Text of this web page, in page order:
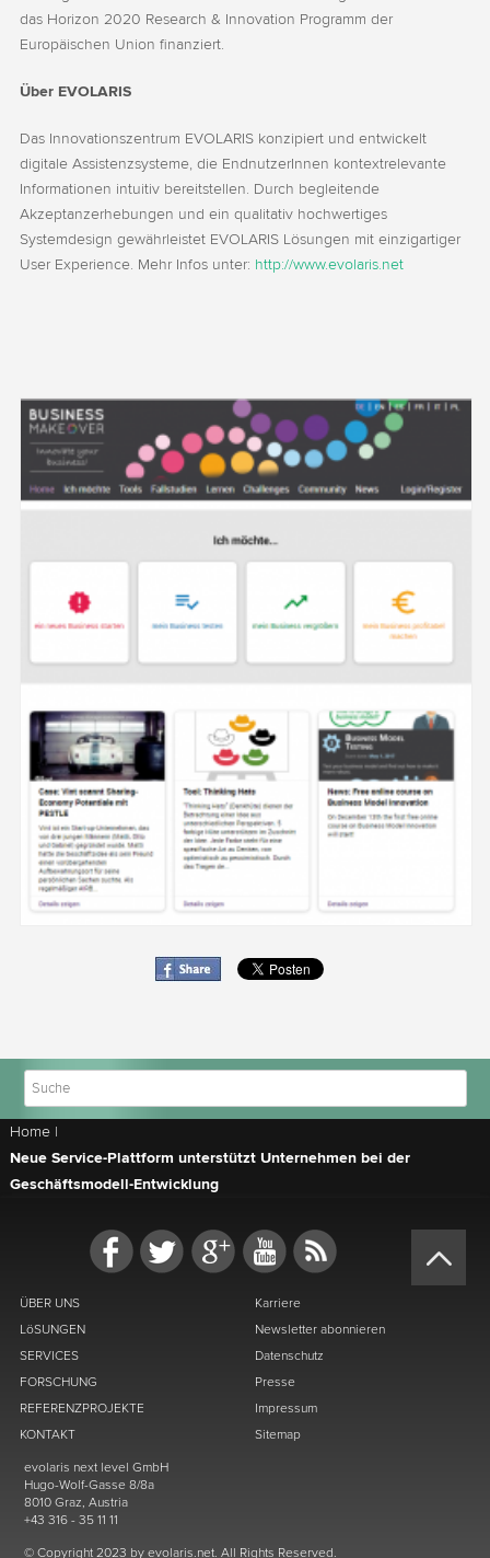
das Horizon 2020 Research & Innovation Programm der
Europäischen Union finanziert.
Über EVOLARIS
Das Innovationszentrum EVOLARIS konzipiert und entwickelt
digitale Assistenzsysteme, die EndnutzerInnen kontextrelevante
Informationen intuitiv bereitstellen. Durch begleitende
Akzeptanzerhebungen und ein qualitativ hochwertiges
Systemdesign gewährleistet EVOLARIS Lösungen mit einzigartiger
User Experience. Mehr Infos unter: http://www.evolaris.net
Home|
Neue Service-Plattform unterstützt Unternehmen bei der
Geschäftsmodell-Entwicklung
ÜBER UNS
LöSUNGEN
SERVICES
FORSCHUNG
REFERENZPROJEKTE
KONTAKT
Karriere
Newsletter abonnieren
Datenschutz
Presse
Impressum
Sitemap
evolaris next level GmbH
Hugo-Wolf-Gasse 8/8a
8010 Graz, Austria
+43 316 - 35 11 11
© Copyright 2023 by evolaris.net. All Rights Reserved.